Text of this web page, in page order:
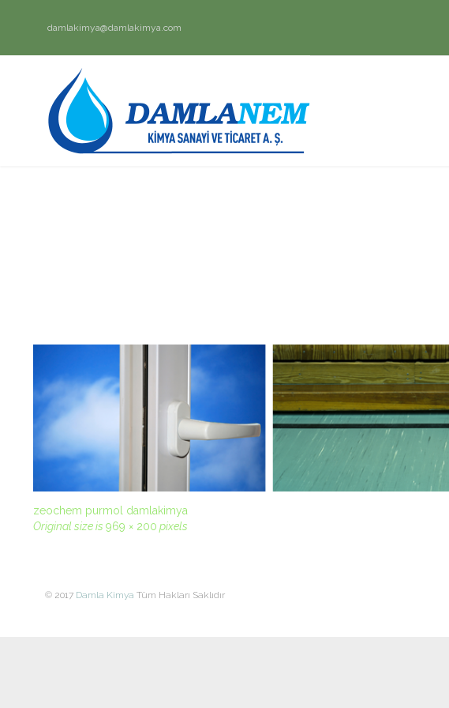
damlakimya@damlakimya.com
zeochem purmol damlakimya
Original size is 969 × 200 pixels
© 2017 Damla Kimya Tüm Hakları Saklıdır